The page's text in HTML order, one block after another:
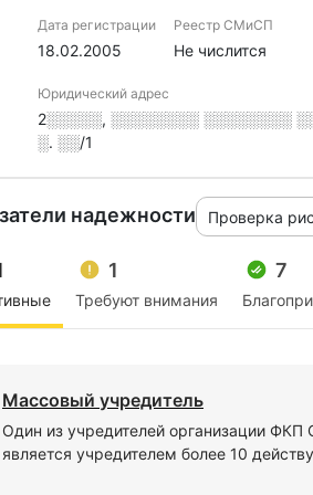
Дата регистрации
18.02.2005
Реестр СМиСП
Не числится
Юридический адрес
2░░░░░, ░░░░░░░░ ░░░░░░░░
░. ░░/1
надежности Проверка
1
Требуют внимания
7
Массовый учредитель
Один из учредителей организации
является учредителем более 10